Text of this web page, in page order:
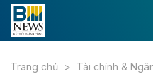
Trang chủ Tài chính &